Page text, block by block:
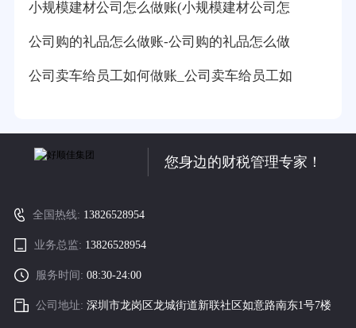
小规模建材公司怎么做账(小规模建材公司怎
公司购的礼品怎么做账-公司购的礼品怎么做
公司卖车给员工如何做账_公司卖车给员工如
您身边的财税管理专家！
全国热线: 13826528954
业务总监: 13826528954
服务时间:08:30-24:00
公司地址:深圳市龙岗区龙城街道新联社区如意路南东1号7楼